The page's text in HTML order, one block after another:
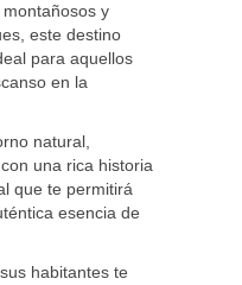
y
este destino
para aquellos
en la
natural,
una rica historia
que te permitirá
esencia de
habitantes te